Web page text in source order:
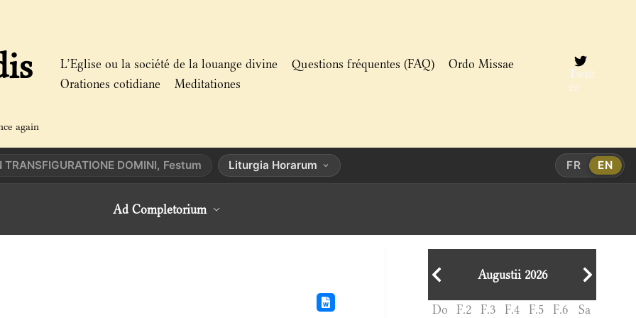
again
L’Eglise ou la société de la louange divine Questions fréquentes (FAQ)
Ordo Missae
Orationes cotidiane
Meditationes
Twitt
er
TRANSFIGURATIONE DOMINI, Festum Liturgia Horarum FR EN
Ad Completorium
Augustii 2026
Do F.2 F.3 F.4 F.5 F.6 Sa